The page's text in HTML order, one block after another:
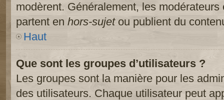
modèrent. Généralement, les
partent en hors-sujetou publient du
Haut
Que sont les groupes d’utilisateurs ?
Les groupes sont la manière pour les
des utilisateurs. Chaque utilisateur peut